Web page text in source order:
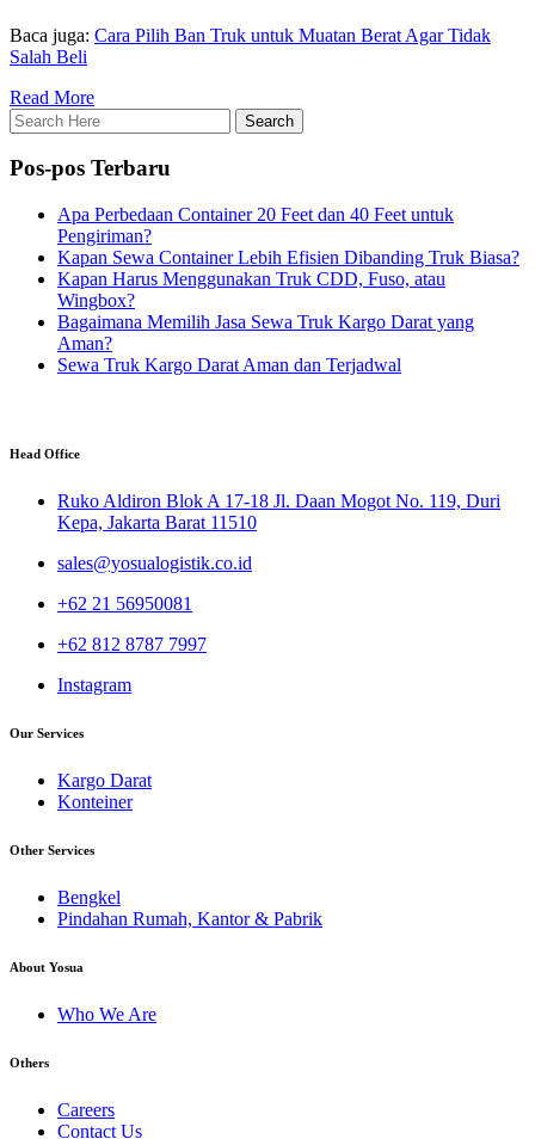
Baca juga: Cara Pilih Ban Truk untuk Muatan Berat Agar Tidak
Salah Beli
Read More
Pos-pos Terbaru
Apa Perbedaan Container 20 Feet dan 40 Feet untuk
Pengiriman?
Kapan Sewa Container Lebih Efisien Dibanding Truk Biasa?
Kapan Harus Menggunakan Truk CDD, Fuso, atau
Wingbox?
Bagaimana Memilih Jasa Sewa Truk Kargo Darat yang
Aman?
Sewa Truk Kargo Darat Aman dan Terjadwal
Head Office
Ruko Aldiron Blok A 17-18 Jl. Daan Mogot No. 119, Duri
Kepa, Jakarta Barat 11510
sales@yosualogistik.co.id
+62 21 56950081
+62 812 8787 7997
Instagram
Our Services
Kargo Darat
Konteiner
Other Services
Bengkel
Pindahan Rumah, Kantor & Pabrik
About Yosua
Who We Are
Others
Careers
Contact Us